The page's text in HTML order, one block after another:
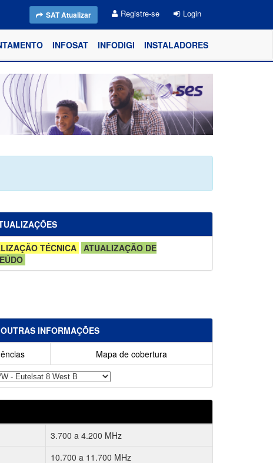
SAT Atualizar Registre-se Login
INFOSAT INFODIGI INSTALADORES
TÉCNICA
ATUALIZAÇÃO DE
OUTRAS INFORMAÇÕES
Mapa de cobertura
3.700 a 4.200 MHz
10.700 a 11.700 MHz